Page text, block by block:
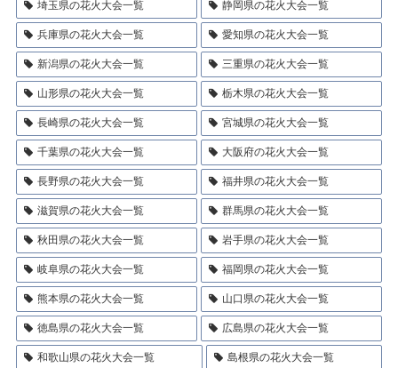
埼玉県の花火大会一覧 静岡県の花火大会一覧
兵庫県の花火大会一覧 愛知県の花火大会一覧
新潟県の花火大会一覧 三重県の花火大会一覧
山形県の花火大会一覧 栃木県の花火大会一覧
長崎県の花火大会一覧 宮城県の花火大会一覧
千葉県の花火大会一覧 大阪府の花火大会一覧
長野県の花火大会一覧 福井県の花火大会一覧
滋賀県の花火大会一覧 群馬県の花火大会一覧
秋田県の花火大会一覧 岩手県の花火大会一覧
岐阜県の花火大会一覧 福岡県の花火大会一覧
熊本県の花火大会一覧 山口県の花火大会一覧
徳島県の花火大会一覧 広島県の花火大会一覧
和歌山県の花火大会一覧 島根県の花火大会一覧